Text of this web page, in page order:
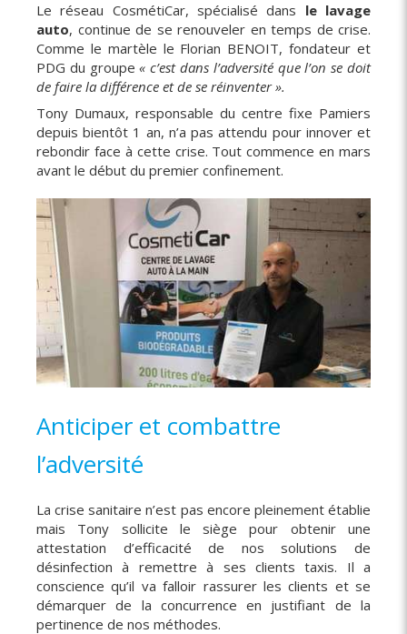
Le réseau CosmétiCar, spécialisé dans le lavage
auto, continue de se renouveler en temps de crise.
Comme le martèle le Florian BENOIT, fondateur et
PDG du groupe « c’est dans l’adversité que l’on se doit
de faire la différence et de se réinventer ».
Tony Dumaux, responsable du centre fixe Pamiers
depuis bientôt 1 an, n’a pas attendu pour innover et
rebondir face à cette crise. Tout commence en mars
avant le début du premier confinement.
Anticiper et combattre
l’adversité
La crise sanitaire n’est pas encore pleinement établie
mais Tony sollicite le siège pour obtenir une
attestation d’efficacité de nos solutions de
désinfection à remettre à ses clients taxis. Il a
conscience qu’il va falloir rassurer les clients et se
démarquer de la concurrence en justifiant de la
pertinence de nos méthodes.